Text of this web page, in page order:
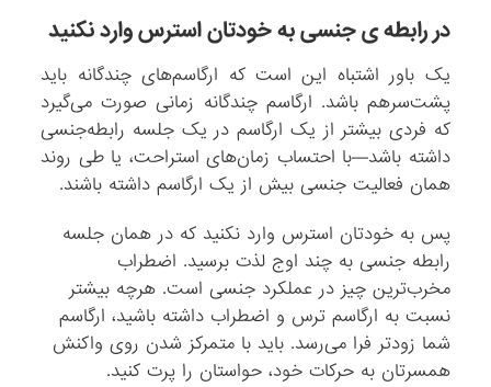
در رابطه ی جنسی به خودتان استرس وارد نکنید
یک باور اشتباه این است که ارگاسم‌های چندگانه باید
پشت‌سرهم باشد. ارگاسم چندگانه زمانی صورت می‌گیرد
که فردی بیشتر از یک ارگاسم در یک جلسه رابطه‌جنسی
داشته باشد—با احتساب زمان‌های استراحت، یا طی روند
همان فعالیت جنسی بیش از یک ارگاسم داشته باشند.
پس به خودتان استرس وارد نکنید که در همان جلسه
رابطه جنسی به چند اوج لذت برسید. اضطراب
مخرب‌ترین چیز در عملکرد جنسی است. هرچه بیشتر
نسبت به ارگاسم ترس و اضطراب داشته باشید، ارگاسم
شما زودتر فرا می‌رسد. باید با متمرکز شدن روی واکنش
همسرتان به حرکات خود، حواستان را پرت کنید.